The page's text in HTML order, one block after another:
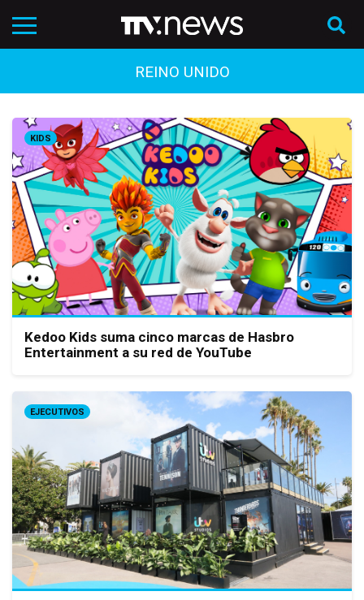
REINO UNIDO
KIDS
Kedoo Kids suma cinco marcas de Hasbro
Entertainment a su red de YouTube
EJECUTIVOS